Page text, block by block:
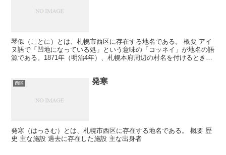
琴似（ことに）とは、札幌市西区に存在する地名である。 概要 アイ
ヌ語で「凹地になっている処」という意味の「コッネイ」が地名の語
源である。1871年（明治4年）、札幌本府周辺の村名を付けるときに
西区 発寒
発寒（はっさむ）とは、札幌市西区に存在する地名である。 概要 歴
史 主な施設 過去に存在した施設 主な出身者